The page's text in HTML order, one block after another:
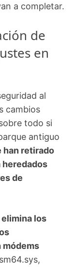
a completar.
de
en
al
cambios
todo si
antiguo
han retirado
de
elimina los
módems